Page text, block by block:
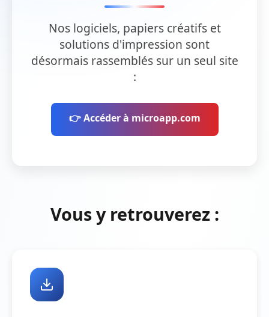
Nos logiciels, papiers créatifs et
solutions d'impression sont
désormais rassemblés sur un seul site
:
👉 Accéder à microapp.com
Vous y retrouverez :